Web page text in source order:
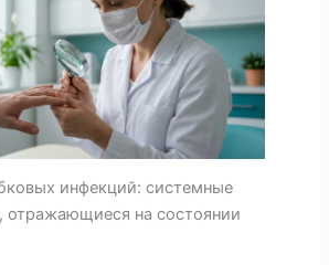
инфекций: системные
отражающиеся на состоянии